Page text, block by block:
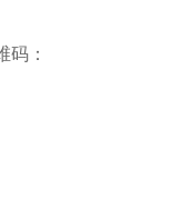
码：